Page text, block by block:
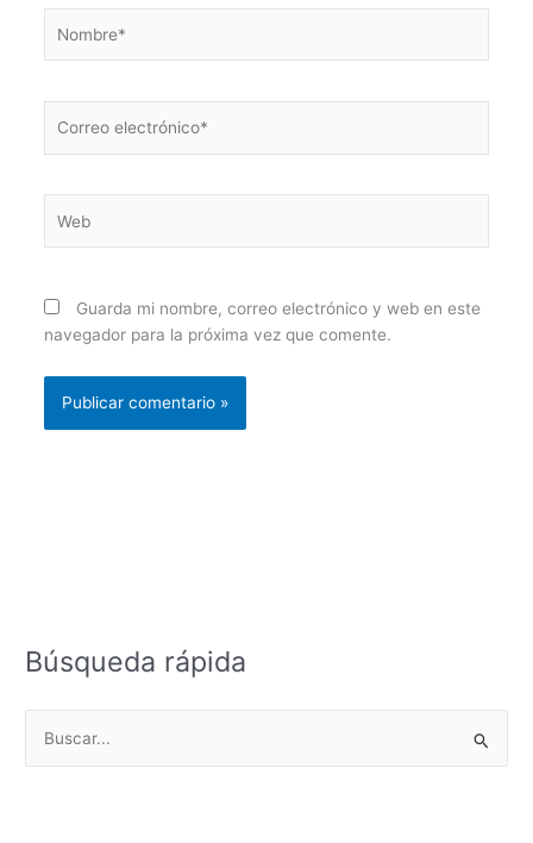
electrónico*
Guarda mi nombre, correo electrónico y web en este
navegador para la próxima vez que comente.
Búsqueda rápida